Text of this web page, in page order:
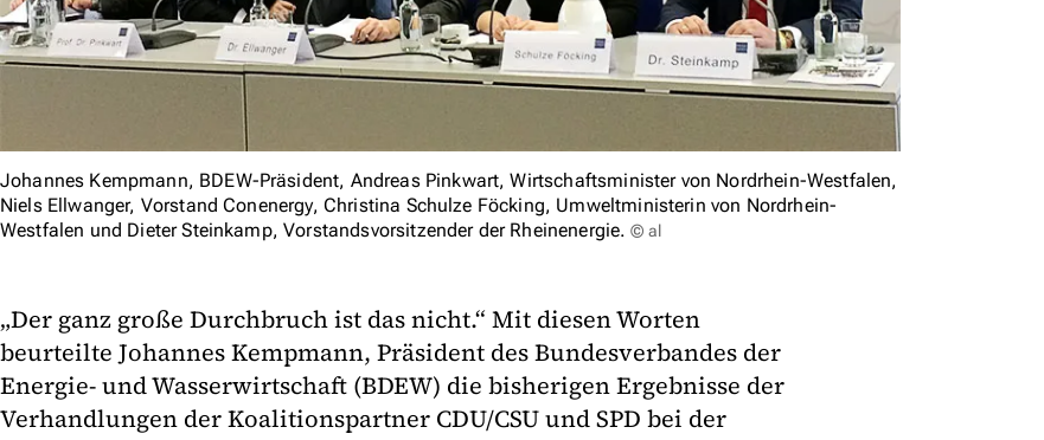
Johannes Kempmann, BDEW-Präsident, Andreas Pinkwart, Wirtschaftsminister von Nordrhein-Westfalen,
Niels Ellwanger, Vorstand Conenergy, Christina Schulze Föcking, Umweltministerin von Nordrhein-
Westfalen und Dieter Steinkamp, Vorstandsvorsitzender der Rheinenergie. © al
„Der ganz große Durchbruch ist das nicht.“ Mit diesen Worten
beurteilte Johannes Kempmann, Präsident des Bundesverbandes der
Energie- und Wasserwirtschaft (BDEW) die bisherigen Ergebnisse der
Verhandlungen der Koalitionspartner CDU/CSU und SPD bei der